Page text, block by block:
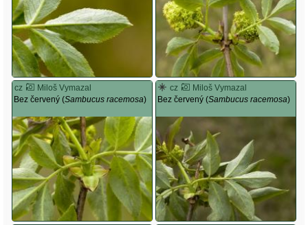
cz
Miloš Vymazal
Bez červený (Sambucus racemosa)
cz
Miloš Vymazal
Bez červený (Sambucus racemosa)